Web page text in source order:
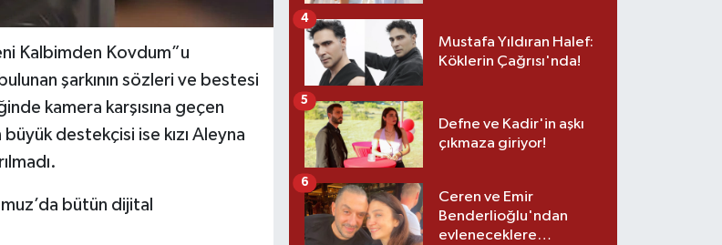
Kalbimden Kovdum”u
şarkının sözleri ve bestesi
kamera karşısına geçen
destekçisi ise kızı Aleyna
bütün dijital
Mustafa Yıldıran Halef:
Köklerin Çağrısı'nda!
4
Defne ve Kadir'in aşkı
çıkmaza giriyor!
5
Ceren ve Emir
Benderlioğlu'ndan
evleneceklere
6